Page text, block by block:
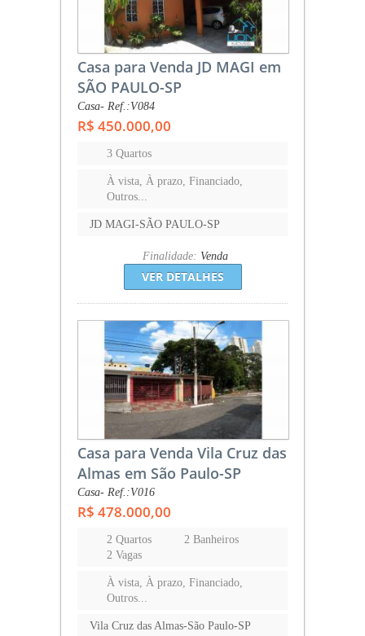
Casa para Venda JD MAGI em
SÃO PAULO-SP
Casa- Ref.:V084
R$ 450.000,00
3 Quartos
À vista, À prazo, Financiado,
Outros...
JD MAGI-SÃO PAULO-SP
Finalidade: Venda
VER DETALHES
Casa para Venda Vila Cruz das
Almas em São Paulo-SP
Casa- Ref.:V016
R$ 478.000,00
2 Quartos
2 Banheiros
2 Vagas
À vista, À prazo, Financiado,
Outros...
Vila Cruz das Almas-São Paulo-SP